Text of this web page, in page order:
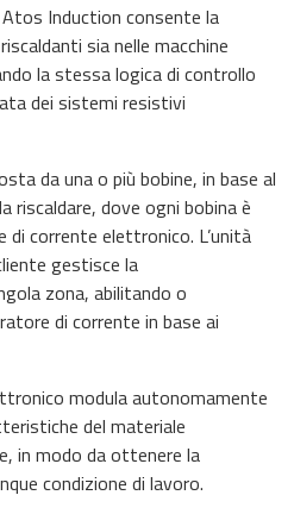
Induction consente la
sia nelle macchine
la stessa logica di controllo
dei sistemi resistivi
da una o più bobine, in base al
riscaldare, dove ogni bobina è
corrente elettronico. L’unità
gestisce la
zona, abilitando o
di corrente in base ai
modula autonomamente
del materiale
in modo da ottenere la
condizione di lavoro.